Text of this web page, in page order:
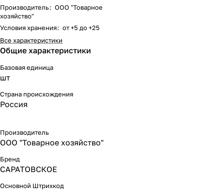
Производитель: ООО "Товарное
хозяйство"
Условия хранения: от +5 до +25
Все характеристики
Общие характеристики
Базовая единица
шт
Страна происхождения
Россия
Производитель
ООО "Товарное хозяйство"
Бренд
САРАТОВСКОЕ
Основной Штрихкод